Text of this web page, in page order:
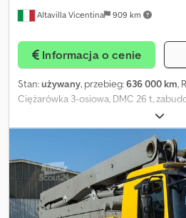
Altavilla Vicentina 909 km
Informacja o cenie
Stan:używany, przebieg:636 000 km,
Ciężarówka 3-osiowa, DMC 26 t,
6,20x2,55 m, ładowność 13 600 kg,
hydraulicznymi i radiowym
biegów, retarder, ADR, możliwość
At Tvepfx Apborf Uwaga: Opis pojazdu
może zawierać błędy lub
weryfikacji dokładnych danych.